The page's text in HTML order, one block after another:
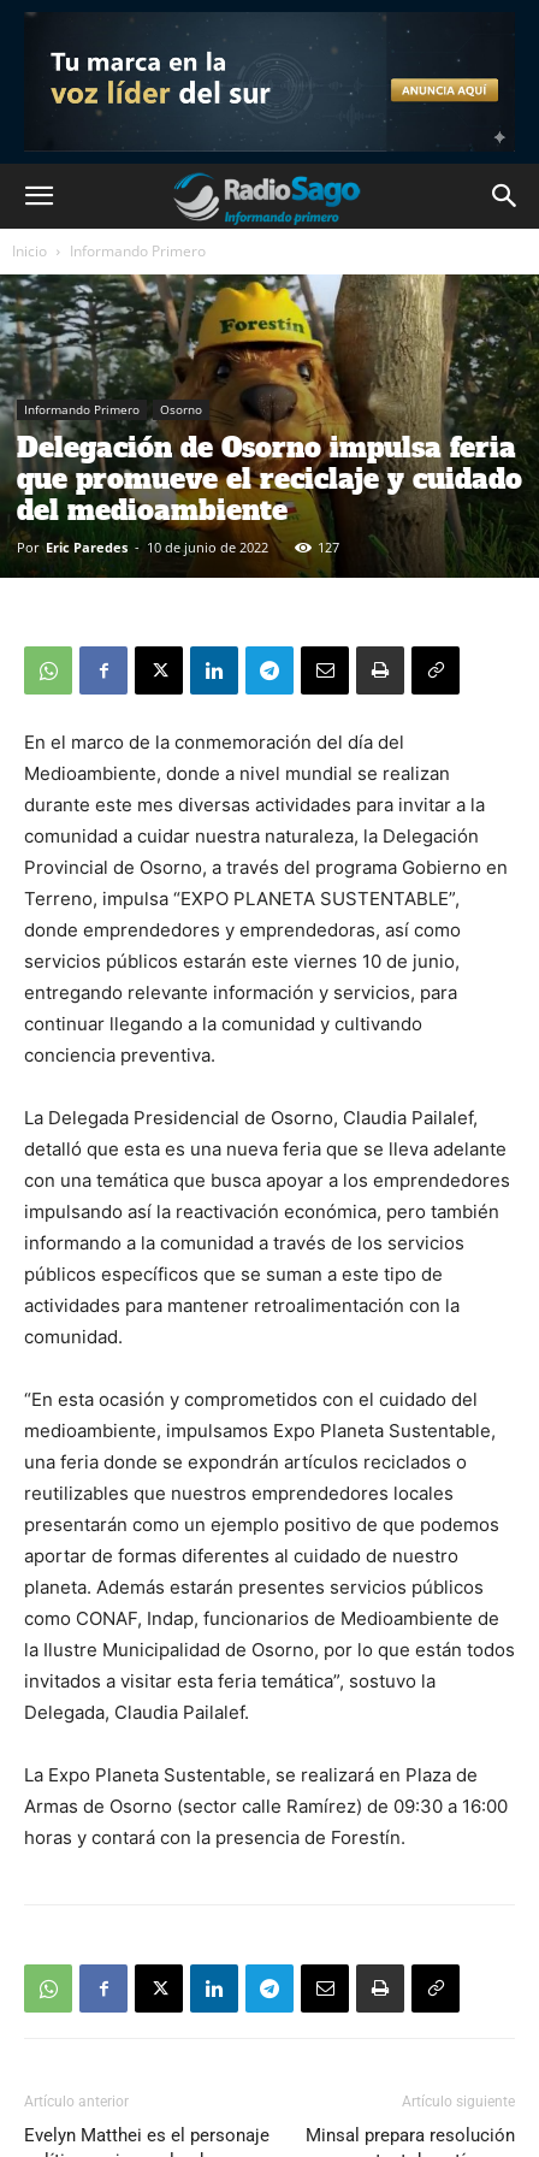
Inicio Informando Primero
Informando Primero Osorno
Delegación de Osorno impulsa feria
que promueve el reciclaje y cuidado
del medioambiente
Por Eric Paredes - 10 de junio de 2022 127
En el marco de la conmemoración del día del
Medioambiente, donde a nivel mundial se realizan
durante este mes diversas actividades para invitar a la
comunidad a cuidar nuestra naturaleza, la Delegación
Provincial de Osorno, a través del programa Gobierno en
Terreno, impulsa “EXPO PLANETA SUSTENTABLE”,
donde emprendedores y emprendedoras, así como
servicios públicos estarán este viernes 10 de junio,
entregando relevante información y servicios, para
continuar llegando a la comunidad y cultivando
conciencia preventiva.
La Delegada Presidencial de Osorno, Claudia Pailalef,
detalló que esta es una nueva feria que se lleva adelante
con una temática que busca apoyar a los emprendedores
impulsando así la reactivación económica, pero también
informando a la comunidad a través de los servicios
públicos específicos que se suman a este tipo de
actividades para mantener retroalimentación con la
comunidad.
“En esta ocasión y comprometidos con el cuidado del
medioambiente, impulsamos Expo Planeta Sustentable,
una feria donde se expondrán artículos reciclados o
reutilizables que nuestros emprendedores locales
presentarán como un ejemplo positivo de que podemos
aportar de formas diferentes al cuidado de nuestro
planeta. Además estarán presentes servicios públicos
como CONAF, Indap, funcionarios de Medioambiente de
la Ilustre Municipalidad de Osorno, por lo que están todos
invitados a visitar esta feria temática”, sostuvo la
Delegada, Claudia Pailalef.
La Expo Planeta Sustentable, se realizará en Plaza de
Armas de Osorno (sector calle Ramírez) de 09:30 a 16:00
horas y contará con la presencia de Forestín.
Artículo anterior
Evelyn Matthei es el personaje
Artículo siguiente
Minsal prepara resolución